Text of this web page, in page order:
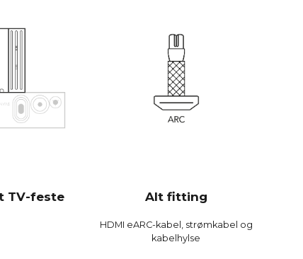
og spiller høyere og med mer bass enn
TV-feste Alt fitting
HDMI eARC-kabel, strømkabel og
kabelhylse